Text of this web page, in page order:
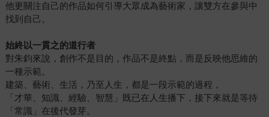
他更關注自己的作品如何引導大眾成為藝術家，讓雙方在參與中
找到自己。
始終以一貫之的道行者
對朱鈞來說，創作不是目的，作品不是終點，而是反映他思維的
一種示範。
建築、藝術、生活，乃至人生，都是一段示範的過程，
「才華、知識、經驗、智慧」既已在人生播下，接下來就是等待
「常識」在後代發芽。